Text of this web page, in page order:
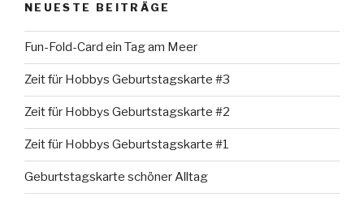
NEUESTE BEITRÄGE
Fun-Fold-Card ein Tag am Meer
Zeit für Hobbys Geburtstagskarte #3
Zeit für Hobbys Geburtstagskarte #2
Zeit für Hobbys Geburtstagskarte #1
Geburtstagskarte schöner Alltag